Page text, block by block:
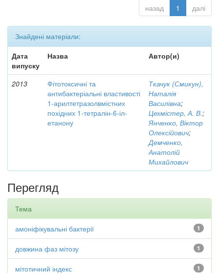
назад 1 далі
Знайдені матеріали:
Дата
випуску
Назва Автор(и)
2013
Фітотоксичні та
антибактеріальні властивості
1-арилтетразолвмістних
похідних 1-тетралін-6-іл-
етанону
Ткачук (Смикун),
Наталія
Василівна;
Цехмістер, А. В.;
Янченко, Віктор
Олексійович;
Демченко,
Анатолій
Михайлович
Перегляд
Тема
1
амоніфікувальні бактерії
1
довжина фаз мітозу
1
мітотичний індекс